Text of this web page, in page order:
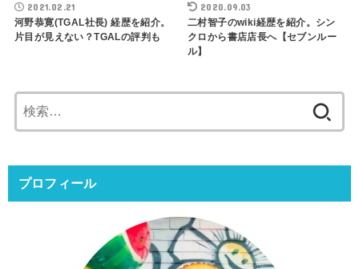
2021.02.21
河野恭寛(TGAL社長) 経歴を紹介。
片目が見えない？TGALの評判も
2020.09.03
二村智子のwiki経歴を紹介。シン
クロから書店店長へ【セブンルー
ル】
索:
プロフィール